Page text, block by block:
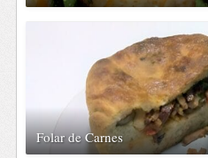
Folar de Carnes